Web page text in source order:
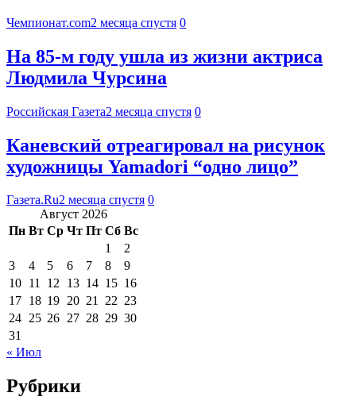
Чемпионат.com2 месяца спустя 0
На 85-м году ушла из жизни актриса
Людмила Чурсина
Российская Газета2 месяца спустя 0
Каневский отреагировал на рисунок
художницы Yamadori “одно лицо”
Газета.Ru2 месяца спустя 0
Август 2026
Пн Вт Ср Чт Пт Сб Вс
1
2
3
4 5 6 7 8
9
10 11 12 13 14 15 16
17 18 19 20 21 22 23
24 25 26 27 28 29 30
31
« Июл
Рубрики